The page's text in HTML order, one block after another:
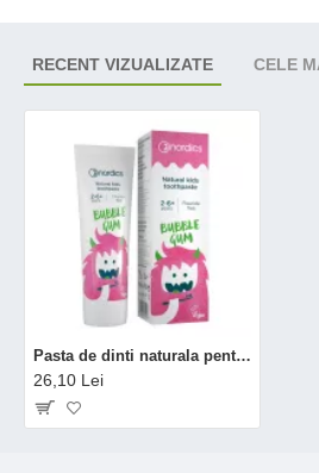
RECENT VIZUALIZATE CELE
Pasta de dinti naturala pentru copii cu Bubble Gum (50 ml), Nordics
26,10 Lei